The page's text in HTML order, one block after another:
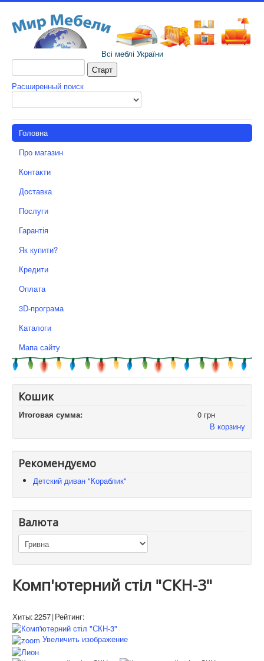
Всі меблі України
Расширенный поиск
Головна
Про магазин
Контакти
Доставка
Послуги
Гарантія
Як купити?
Кредити
Оплата
3D-програма
Каталоги
Мапа сайту
Кошик
Итоговая сумма:
0 грн
В корзину
Рекомендуємо
Детский диван "Кораблик"
Валюта
Комп'ютерний стіл "СКН-3"
Хиты:2257|Рейтинг:
Увеличить изображение